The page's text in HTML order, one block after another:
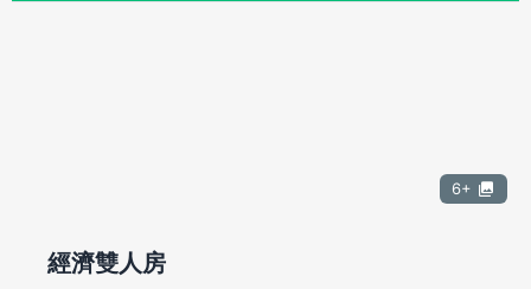
6+
經濟雙人房